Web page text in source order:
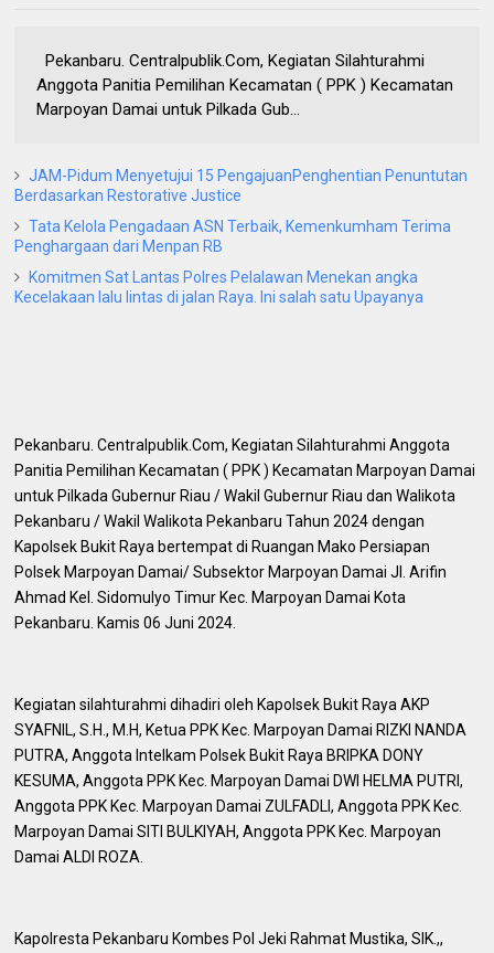
Pekanbaru. Centralpublik.Com, Kegiatan Silahturahmi
Anggota Panitia Pemilihan Kecamatan ( PPK ) Kecamatan
Marpoyan Damai untuk Pilkada Gub...
JAM-Pidum Menyetujui 15 PengajuanPenghentian Penuntutan
Berdasarkan Restorative Justice
Tata Kelola Pengadaan ASN Terbaik, Kemenkumham Terima
Penghargaan dari Menpan RB
Komitmen Sat Lantas Polres Pelalawan Menekan angka
Kecelakaan lalu lintas di jalan Raya. Ini salah satu Upayanya
Pekanbaru. Centralpublik.Com, Kegiatan Silahturahmi Anggota
Panitia Pemilihan Kecamatan ( PPK ) Kecamatan Marpoyan Damai
untuk Pilkada Gubernur Riau / Wakil Gubernur Riau dan Walikota
Pekanbaru / Wakil Walikota Pekanbaru Tahun 2024 dengan
Kapolsek Bukit Raya bertempat di Ruangan Mako Persiapan
Polsek Marpoyan Damai/ Subsektor Marpoyan Damai Jl. Arifin
Ahmad Kel. Sidomulyo Timur Kec. Marpoyan Damai Kota
Pekanbaru. Kamis 06 Juni 2024.
Kegiatan silahturahmi dihadiri oleh Kapolsek Bukit Raya AKP
SYAFNIL, S.H., M.H, Ketua PPK Kec. Marpoyan Damai RIZKI NANDA
PUTRA, Anggota Intelkam Polsek Bukit Raya BRIPKA DONY
KESUMA, Anggota PPK Kec. Marpoyan Damai DWI HELMA PUTRI,
Anggota PPK Kec. Marpoyan Damai ZULFADLI, Anggota PPK Kec.
Marpoyan Damai SITI BULKIYAH, Anggota PPK Kec. Marpoyan
Damai ALDI ROZA.
Kapolresta Pekanbaru Kombes Pol Jeki Rahmat Mustika, SIK.,,